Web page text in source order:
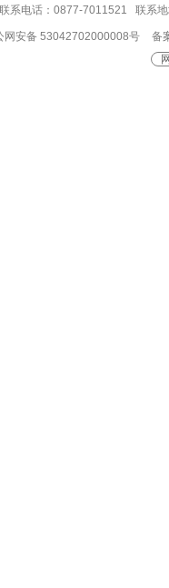
联系电话：0877-7011521 联系
网安备 53042702000008号
备